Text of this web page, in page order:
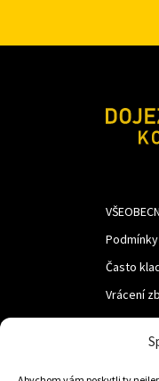
Často
Vrácení
LUF s.r.o.